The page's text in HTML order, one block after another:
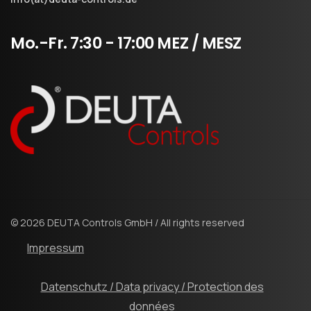
Mo.-Fr.7:30 - 17:00MEZ/ MESZ
© 2026 DEUTA Controls GmbH / All rights reserved
Impressum
Datenschutz / Data privacy / Protection des
données